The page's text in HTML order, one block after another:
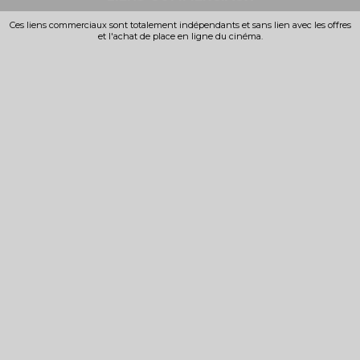
Ces liens commerciaux sont totalement indépendants et sans lien avec les offres
et l'achat de place en ligne du cinéma.